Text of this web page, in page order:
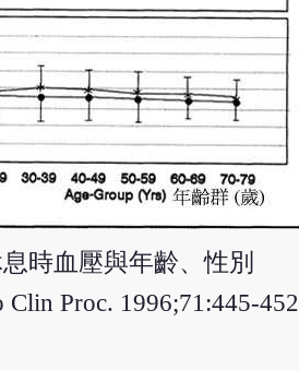
時血壓與年齡、性別
Proc. 1996;71:445-452